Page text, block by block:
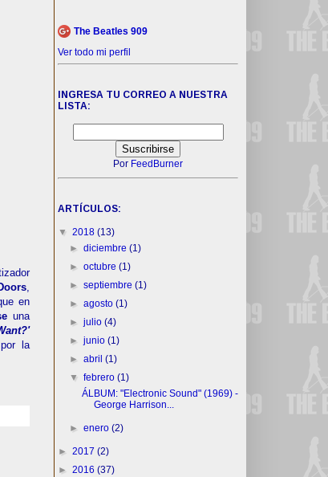
en
una
la
The Beatles 909
Ver todo mi perfil
INGRESA TU CORREO A NUESTRA
LISTA:
Por FeedBurner
ARTÍCULOS:
▼ 2018 (13)
►diciembre(1)
►octubre(1)
►septiembre(1)
►agosto(1)
►julio(4)
►junio(1)
►abril(1)
▼febrero(1)
ÁLBUM: "Electronic Sound" (1969) -
George Harrison...
►enero(2)
► 2017 (2)
► 2016 (37)